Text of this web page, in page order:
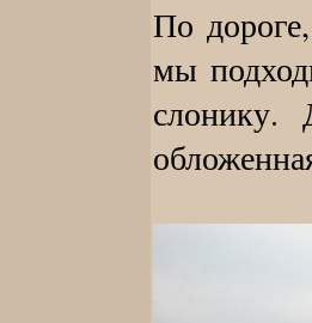
По
мы
слонику.